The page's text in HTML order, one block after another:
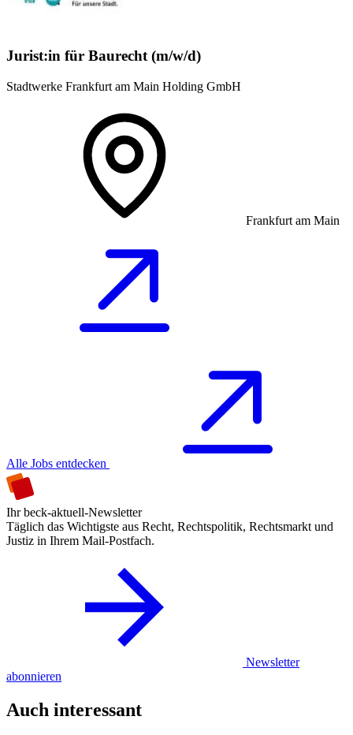
Jurist:in für Baurecht (m/w/d)
Stadtwerke Frankfurt am Main Holding GmbH
Frankfurt am Main
Alle Jobs entdecken
Ihr beck-aktuell-Newsletter
Täglich das Wichtigste aus Recht, Rechtspolitik, Rechtsmarkt und
Justiz in Ihrem Mail-Postfach.
Newsletter
abonnieren
Auch interessant